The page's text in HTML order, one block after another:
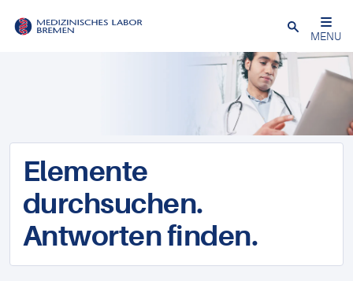
Schließen
MENU
Elemente
durchsuchen.
Antworten finden.